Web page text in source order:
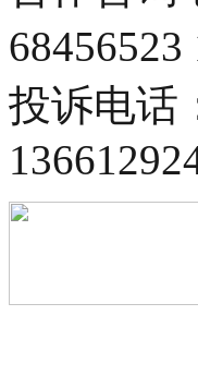
投诉电话